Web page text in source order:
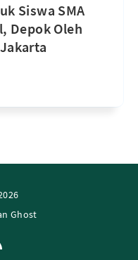
Siswa SMA
Depok Oleh
Ghost